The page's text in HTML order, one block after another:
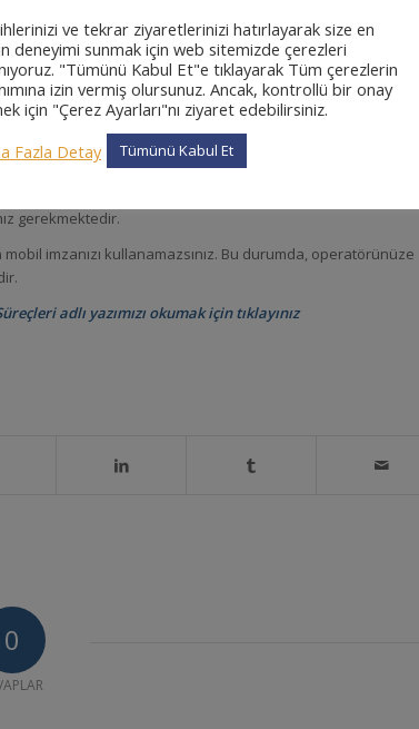
İmzanız, 5070 sayılı Elektronik İmza Kanunu’na göre yasal
mobil imzanızı kullanamazsınız. Bu durumda,
gerekmektedir.
imzanızı kullanamazsınız. Bu durumda, uyumlu bir telefon
gerekmektedir.
imzanızı kullanamazsınız. Bu durumda, operatörünüze
adlı yazımızı okumak için tıklayınız
0
ve tekrar ziyaretlerinizi hatırlayarak size en
deneyimi sunmak için web sitemizde çerezleri
"Tümünü Kabul Et"e tıklayarak Tüm çerezlerin
izin vermiş olursunuz. Ancak, kontrollü bir onay
için "Çerez Ayarları"nı ziyaret edebilirsiniz.
Fazla Detay
Tümünü Kabul Et